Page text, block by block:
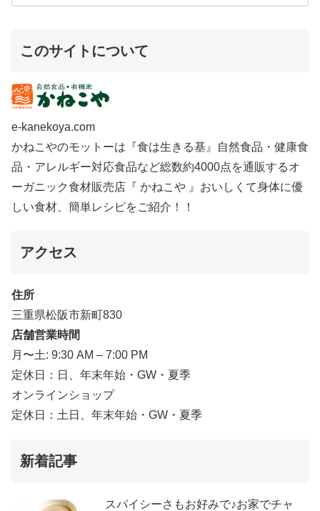
このサイトについて
e-kanekoya.com
かねこやのモットーは『食は生きる基』自然食品・健康食
品・アレルギー対応食品など総数約4000点を通販するオ
ーガニック食材販売店『 かねこや 』おいしくて身体に優
しい食材、簡単レシピをご紹介！！
アクセス
住所
三重県松阪市新町830
店舗営業時間
月〜土: 9:30 AM – 7:00 PM
定休日：日、年末年始・GW・夏季
オンラインショップ
定休日：土日、年末年始・GW・夏季
新着記事
スパイシーさもお好みで♪お家でチャ